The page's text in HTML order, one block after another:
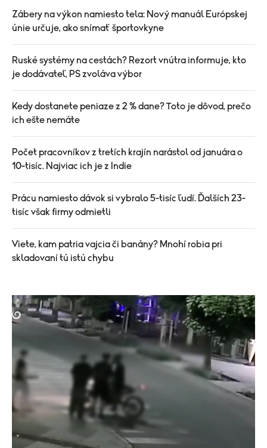
Zábery na výkon namiesto tela: Nový manuál Európskej
únie určuje, ako snímať športovkyne
Ruské systémy na cestách? Rezort vnútra informuje, kto
je dodávateľ, PS zvoláva výbor
Kedy dostanete peniaze z 2 % dane? Toto je dôvod, prečo
ich ešte nemáte
Počet pracovníkov z tretích krajín narástol od januára o
10-tisíc. Najviac ich je z Indie
Prácu namiesto dávok si vybralo 5-tisíc ľudí. Ďalších 23-
tisíc však firmy odmietli
Viete, kam patria vajcia či banány? Mnohí robia pri
skladovaní tú istú chybu